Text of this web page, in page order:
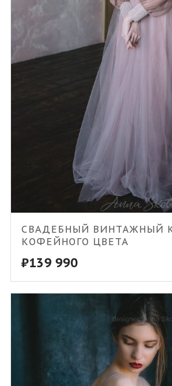
СВАДЕБНЫЙ ВИНТАЖНЫЙ
КОФЕЙНОГО ЦВЕТА
₽139 990